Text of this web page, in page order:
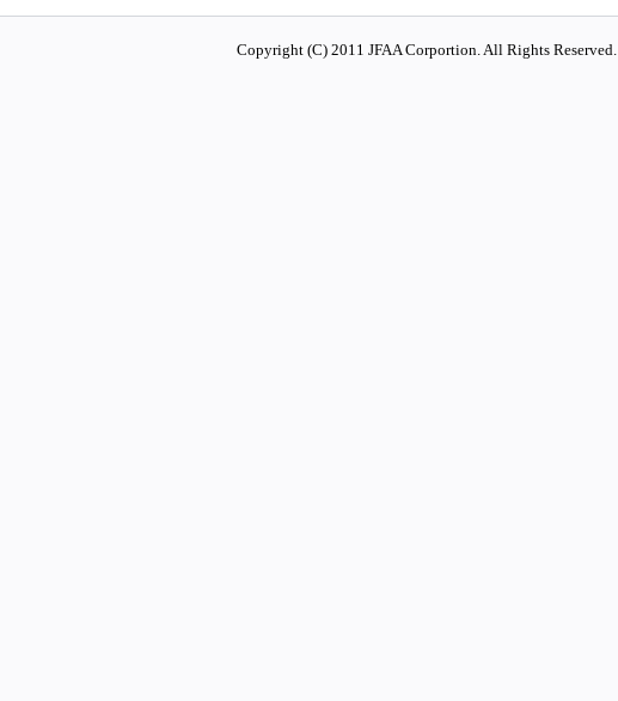
Copyright (C) 2011 JFAA Corportion. All Rights Reserved.